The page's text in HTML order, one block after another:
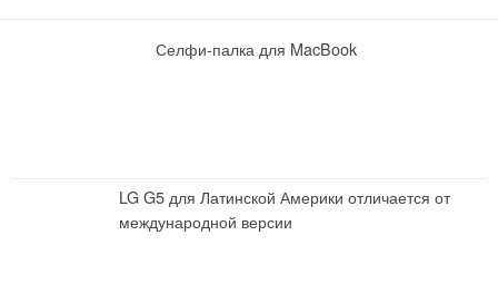
Селфи-палка для MacBook
LG G5 для Латинской Америки отличается от
международной версии